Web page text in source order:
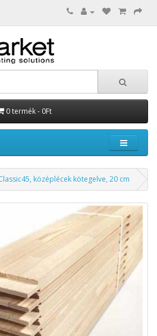
0 termék - 0Ft
középlécek kötegelve, 20 cm